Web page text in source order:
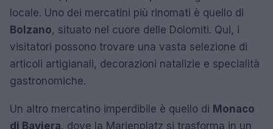
locale. Uno dei mercatini più rinomati è quello di
Bolzano, situato nel cuore delle Dolomiti. Qui, i
visitatori possono trovare una vasta selezione di
articoli artigianali, decorazioni natalizie e specialità
gastronomiche.
Un altro mercatino imperdibile è quello di Monaco
di Baviera, dove la Marienplatz si trasforma in un